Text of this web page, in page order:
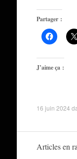
Partager :
J’aime ça :
16 juin 2024
Articles en